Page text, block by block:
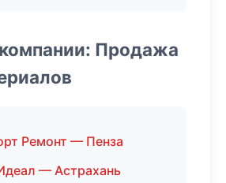
Продажа
Ремонт — Пенза
— Астрахань